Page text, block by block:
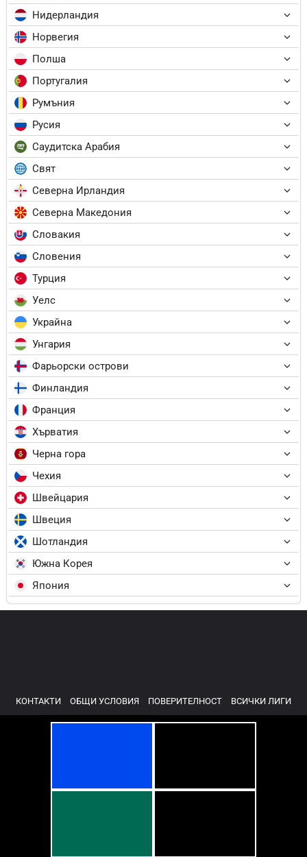
Нидерландия
Норвегия
Полша
Португалия
Румъния
Русия
Саудитска Арабия
Свят
Северна Ирландия
Северна Македония
Словакия
Словения
Турция
Уелс
Украйна
Унгария
Фарьорски острови
Финландия
Франция
Хърватия
Черна гора
Чехия
Швейцария
Швеция
Шотландия
Южна Корея
Япония
КОНТАКТИ ОБЩИ УСЛОВИЯ ПОВЕРИТЕЛНОСТ ВСИЧКИ ЛИГИ